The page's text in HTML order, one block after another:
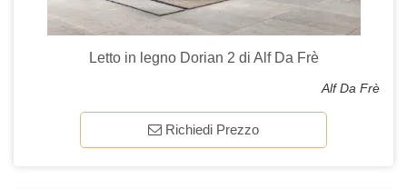
Letto in legno Dorian 2 di Alf Da Frè
Alf Da Frè
Richiedi Prezzo